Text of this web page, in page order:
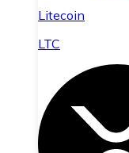
Litecoin
LTC